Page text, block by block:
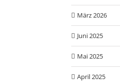
März 2026
Juni 2025
Mai 2025
April 2025